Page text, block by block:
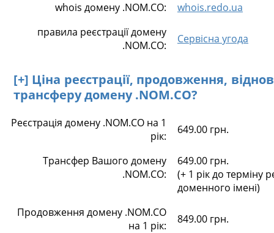
whois домену .NOM.CO:
whois.redo.ua
правила реєстрації домену
.NOM.CO:
Сервісна угода
[+] Ціна реєстрації, продовження,
трансферу домену .NOM.CO?
Реєстрація домену .NOM.CO на 1
рік:
649.00 грн.
Трансфер Вашого домену
.NOM.CO:
649.00 грн.
(+ 1 рік до терміну
доменного імені)
Продовження домену .NOM.CO
на 1 рік:
849.00 грн.